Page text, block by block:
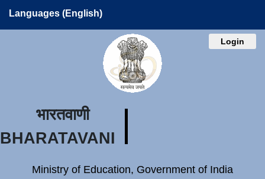
Languages (English)
Login
भारतवाणी
BHARATAVANI
Ministry of Education, Government of India